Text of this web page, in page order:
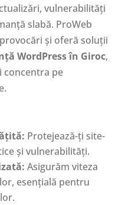
vulnerabilități
slabă. ProWeb
și oferă soluții
WordPress în Giroc,
concentra pe
Protejează-ți site-
și vulnerabilități.
Asigurăm viteza
esențială pentru